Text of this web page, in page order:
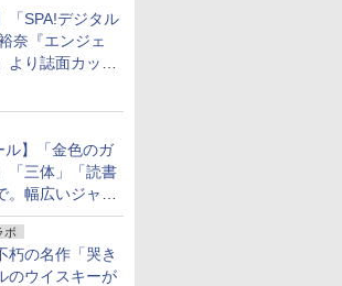
「SPA!デジタル
奈『エンジェ
より誌面カット
ル】「金色のガ
「三体」「読書
。幅広いジャン
が最大65％オ
サマーセー
催中！
ボ
朽の名作「哭き
のウイスキーが